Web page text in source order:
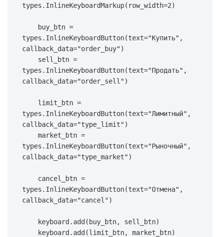
types . InlineKeyboardMarkup( row_width=2)
    buy_btn
=
types . InlineKeyboardButton(text="Купить" ,
callback_data="order_buy")
    sell_btn
=
types . InlineKeyboardButton(text="Продать" ,
callback_data="order_sell")
    limit_btn
=
types . InlineKeyboardButton(text="Лимитный" ,
callback_data="type_limit")
    market_btn
=
types . InlineKeyboardButton(text="Рыночный" ,
callback_data="type_market")
    cancel_btn
=
types . InlineKeyboardButton(text="Отмена" ,
callback_data="cancel")
    keyboard
. add ( buy_btn, sell_btn)
    keyboard
. add (limit_btn, market_btn)